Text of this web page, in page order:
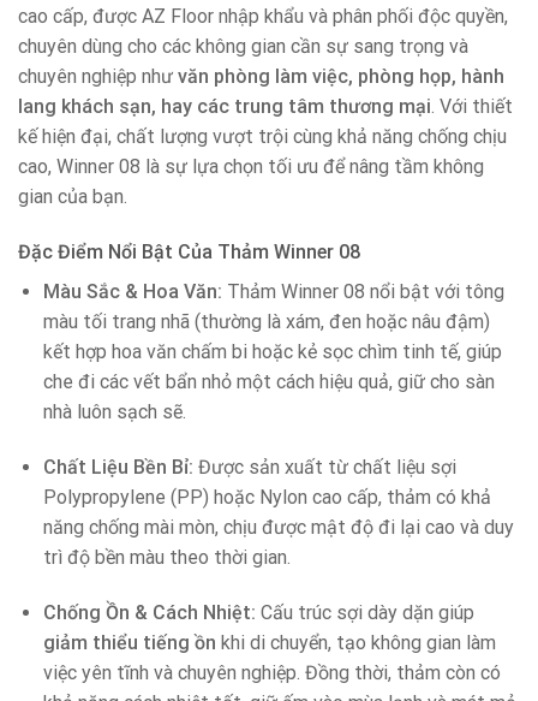
cao cấp, được AZ Floor nhập khẩu và phân phối độc quyền,
chuyên dùng cho các không gian cần sự sang trọng và
chuyên nghiệp như văn phòng làm việc, phòng họp, hành
lang khách sạn, hay các trung tâm thương mại. Với thiết
kế hiện đại, chất lượng vượt trội cùng khả năng chống chịu
cao, Winner 08 là sự lựa chọn tối ưu để nâng tầm không
gian của bạn.
Đặc Điểm Nổi Bật Của Thảm Winner 08
Màu Sắc & Hoa Văn: Thảm Winner 08 nổi bật với tông
màu tối trang nhã (thường là xám, đen hoặc nâu đậm)
kết hợp hoa văn chấm bi hoặc kẻ sọc chìm tinh tế, giúp
che đi các vết bẩn nhỏ một cách hiệu quả, giữ cho sàn
nhà luôn sạch sẽ.
Chất Liệu Bền Bỉ: Được sản xuất từ chất liệu sợi
Polypropylene (PP) hoặc Nylon cao cấp, thảm có khả
năng chống mài mòn, chịu được mật độ đi lại cao và duy
trì độ bền màu theo thời gian.
Chống Ồn & Cách Nhiệt: Cấu trúc sợi dày dặn giúp
giảm thiểu tiếng ồn khi di chuyển, tạo không gian làm
việc yên tĩnh và chuyên nghiệp. Đồng thời, thảm còn có